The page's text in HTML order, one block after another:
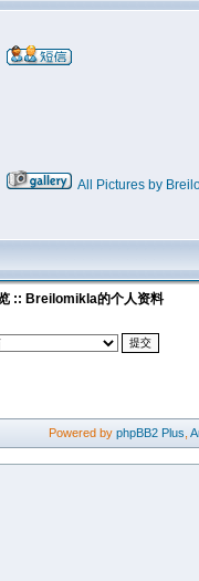
All Pictures by
:: Breilomikla的个人资料
Powered by phpBB2 Plus